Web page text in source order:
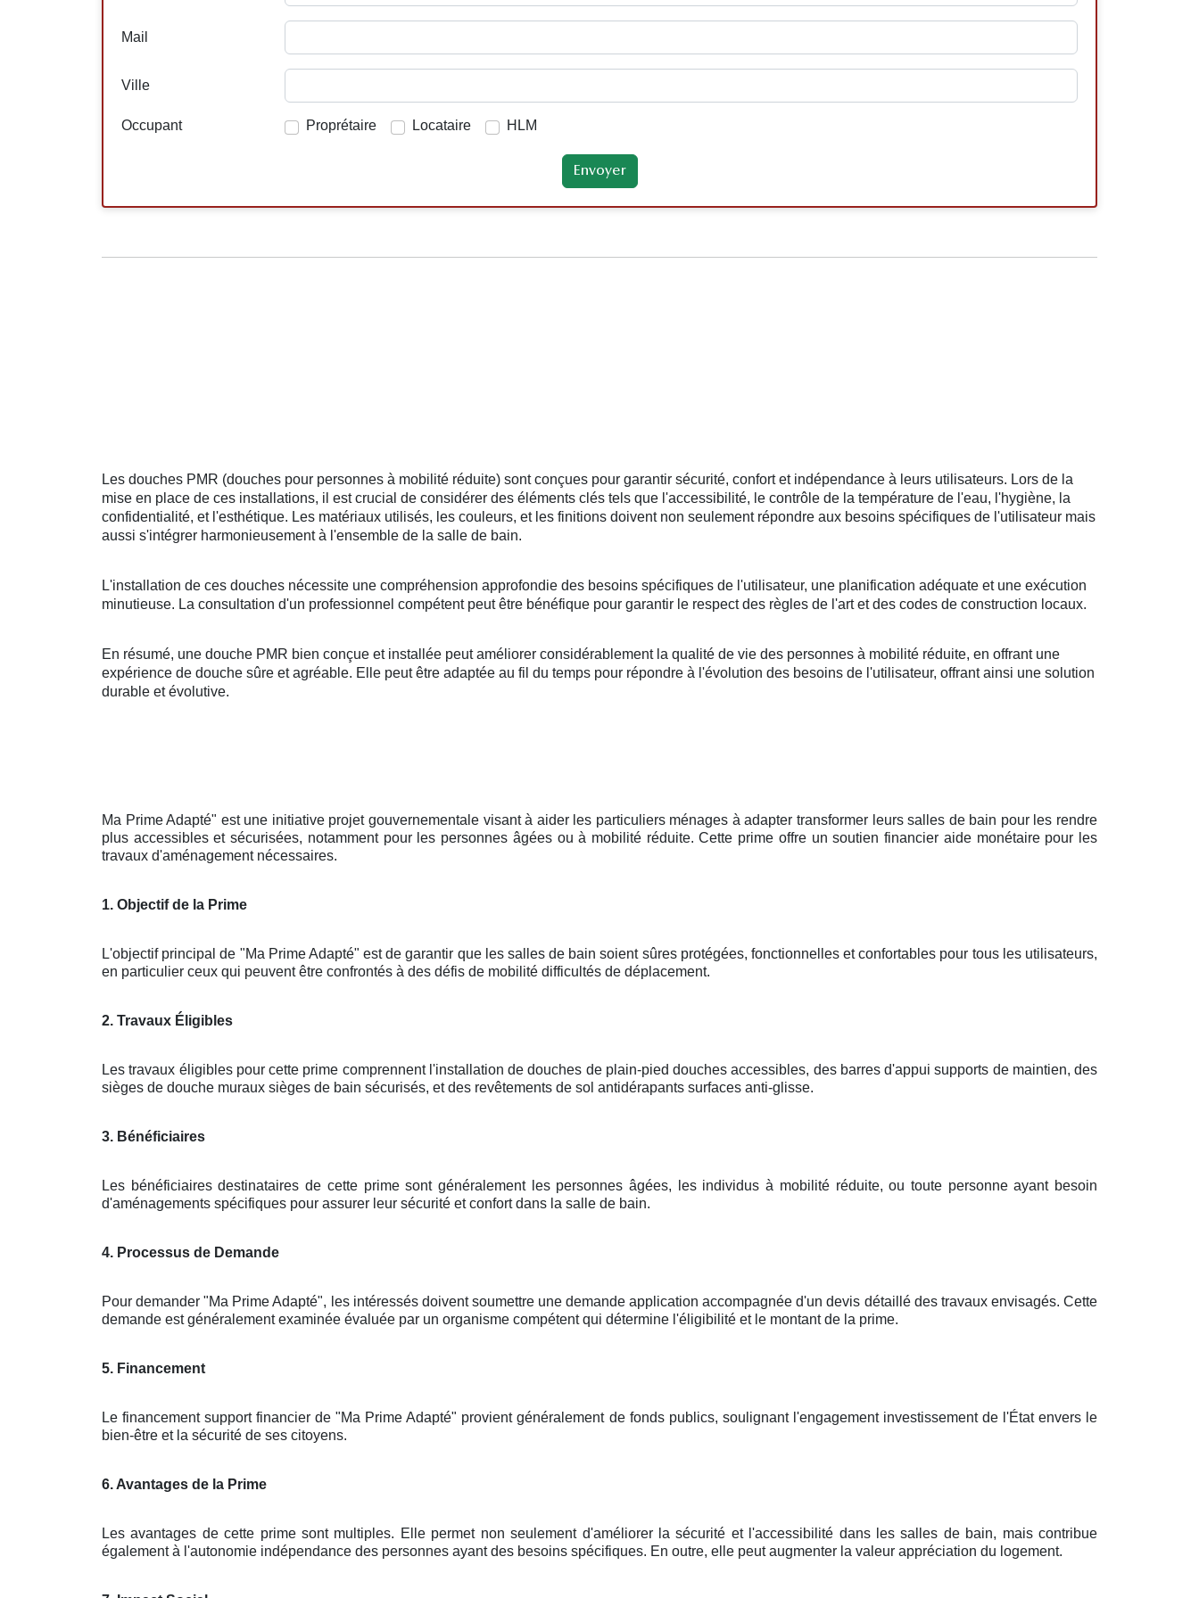
Mail
Ville
Occupant Proprétaire Locataire HLM
Les douches PMR (douches pour personnes à mobilité réduite) sont conçues pour garantir sécurité, confort et indépendance à leurs utilisateurs. Lors de la
mise en place de ces installations, il est crucial de considérer des éléments clés tels que l'accessibilité, le contrôle de la température de l'eau, l'hygiène, la
confidentialité, et l'esthétique. Les matériaux utilisés, les couleurs, et les finitions doivent non seulement répondre aux besoins spécifiques de l'utilisateur mais
aussi s'intégrer harmonieusement à l'ensemble de la salle de bain.
L'installation de ces douches nécessite une compréhension approfondie des besoins spécifiques de l'utilisateur, une planification adéquate et une exécution
minutieuse. La consultation d'un professionnel compétent peut être bénéfique pour garantir le respect des règles de l'art et des codes de construction locaux.
En résumé, une douche PMR bien conçue et installée peut améliorer considérablement la qualité de vie des personnes à mobilité réduite, en offrant une
expérience de douche sûre et agréable. Elle peut être adaptée au fil du temps pour répondre à l'évolution des besoins de l'utilisateur, offrant ainsi une solution
durable et évolutive.
Ma Prime Adapté" est une initiative projet gouvernementale visant à aider les particuliers ménages à adapter transformer leurs salles de bain pour les rendre
plus accessibles et sécurisées, notamment pour les personnes âgées ou à mobilité réduite. Cette prime offre un soutien financier aide monétaire pour les
travaux d'aménagement nécessaires.
1. Objectif de la Prime
L'objectif principal de "Ma Prime Adapté" est de garantir que les salles de bain soient sûres protégées, fonctionnelles et confortables pour tous les utilisateurs,
en particulier ceux qui peuvent être confrontés à des défis de mobilité difficultés de déplacement.
2. Travaux Éligibles
Les travaux éligibles pour cette prime comprennent l'installation de douches de plain-pied douches accessibles, des barres d'appui supports de maintien, des
sièges de douche muraux sièges de bain sécurisés, et des revêtements de sol antidérapants surfaces anti-glisse.
3. Bénéficiaires
Les bénéficiaires destinataires de cette prime sont généralement les personnes âgées, les individus à mobilité réduite, ou toute personne ayant besoin
d'aménagements spécifiques pour assurer leur sécurité et confort dans la salle de bain.
4. Processus de Demande
Pour demander "Ma Prime Adapté", les intéressés doivent soumettre une demande application accompagnée d'un devis détaillé des travaux envisagés. Cette
demande est généralement examinée évaluée par un organisme compétent qui détermine l'éligibilité et le montant de la prime.
5. Financement
Le financement support financier de "Ma Prime Adapté" provient généralement de fonds publics, soulignant l'engagement investissement de l'État envers le
bien-être et la sécurité de ses citoyens.
6. Avantages de la Prime
Les avantages de cette prime sont multiples. Elle permet non seulement d'améliorer la sécurité et l'accessibilité dans les salles de bain, mais contribue
également à l'autonomie indépendance des personnes ayant des besoins spécifiques. En outre, elle peut augmenter la valeur appréciation du logement.